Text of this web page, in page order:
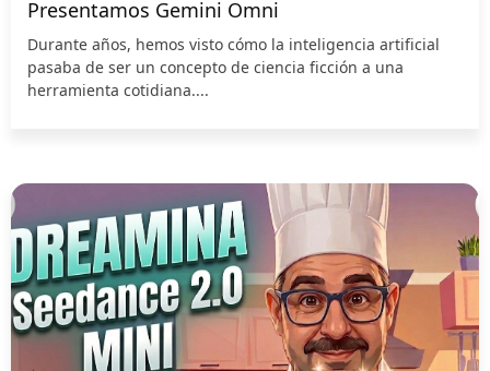
Presentamos Gemini Omni
Durante años, hemos visto cómo la inteligencia artificial
pasaba de ser un concepto de ciencia ficción a una
herramienta cotidiana....